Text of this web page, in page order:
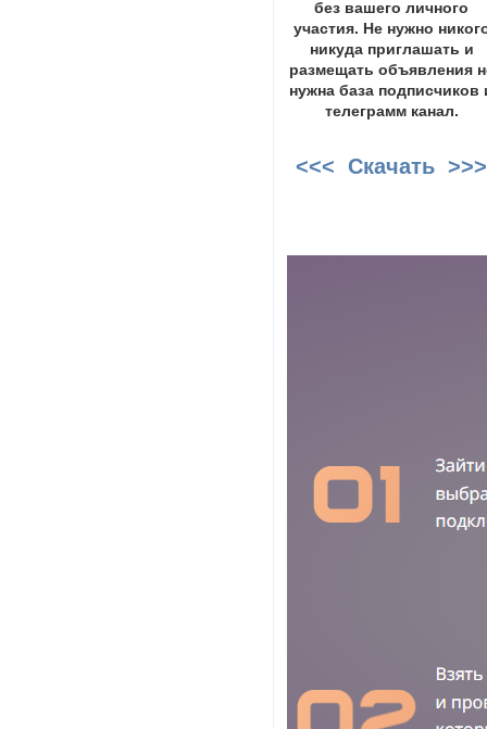
без вашего личного
участия. Не нужно
никуда приглашать и
размещать объявления
нужна база подписчиков
телеграмм канал.
<<< Скачать >>>